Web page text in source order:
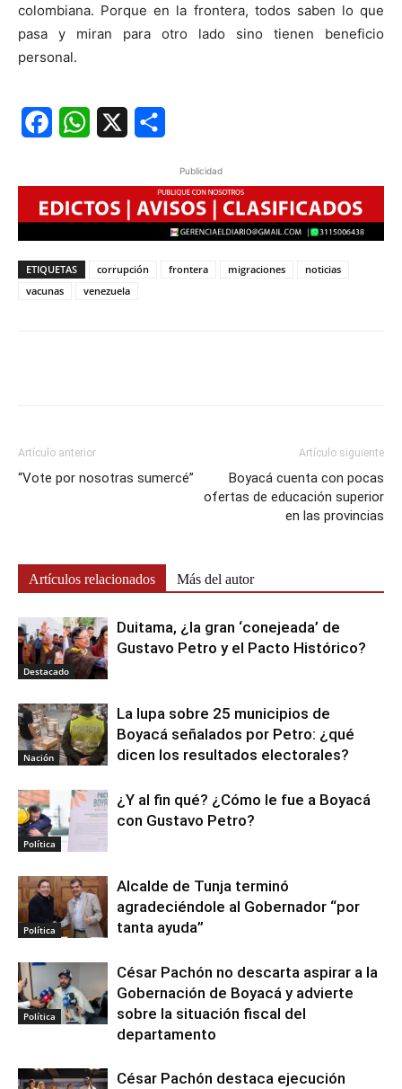
colombiana. Porque en la frontera, todos saben lo que
pasa y miran para otro lado sino tienen beneficio
personal.
FacebookWhatsApp
Publicidad
ETIQUETAS corrupción frontera migraciones
noticias
vacunas
venezuela
Artículo anterior
“Vote por nosotras sumercé”
Artículo siguiente
Boyacá cuenta con pocas
ofertas de educación superior
en las provincias
Artículos relacionados Más del autor
Destacado
Duitama, ¿la gran ‘conejeada’ de
Gustavo Petro y el Pacto Histórico?
Nación
La lupa sobre 25 municipios de
Boyacá señalados por Petro: ¿qué
dicen los resultados electorales?
Política
¿Y al fin qué? ¿Cómo le fue a Boyacá
con Gustavo Petro?
Política
Alcalde de Tunja terminó
agradeciéndole al Gobernador “por
tanta ayuda”
Política
César Pachón no descarta aspirar a la
Gobernación de Boyacá y advierte
sobre la situación fiscal del
departamento
César Pachón destaca ejecución